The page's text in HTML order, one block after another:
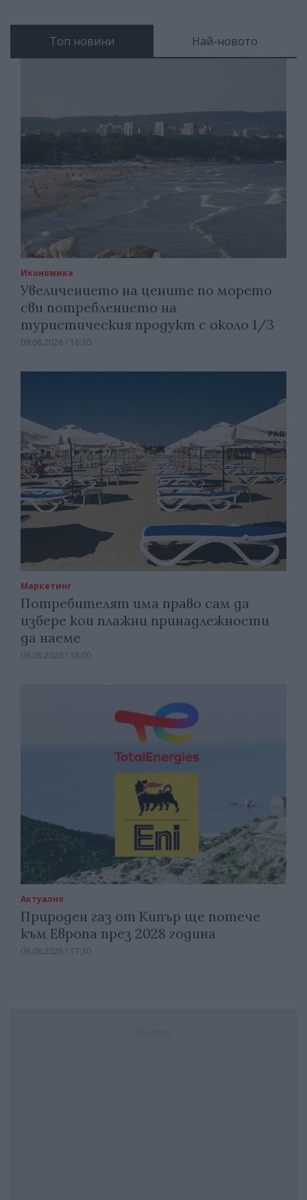
Топ новини Най-новото
Икономика
Увеличението на цените по морето
сви потреблението на
туристическия продукт с около 1/3
09.08.2026 / 18:30
Маркетинг
Потребителят има право сам да
избере кои плажни принадлежности
да наеме
09.08.2026 / 18:00
Актуално
Природен газ от Кипър ще потече
към Европа през 2028 година
09.08.2026 / 17:30